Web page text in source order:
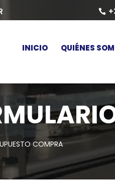
INICIO QUIÉNES
COMPRA